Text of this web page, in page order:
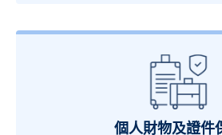
個人財物及證件